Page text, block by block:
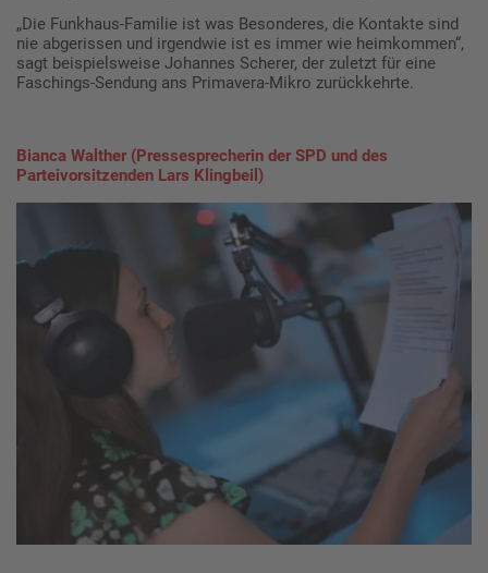
„Die Funkhaus-Familie ist was Besonderes, die Kontakte sind
nie abgerissen und irgendwie ist es immer wie heimkommen“,
sagt beispielsweise Johannes Scherer, der zuletzt für eine
Faschings-Sendung ans Primavera-Mikro zurückkehrte.
Bianca Walther (Pressesprecherin der SPD und des
Parteivorsitzenden Lars Klingbeil)